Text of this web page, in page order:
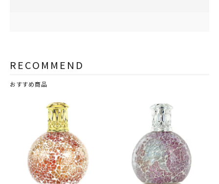
RECOMMEND
おすすめ商品